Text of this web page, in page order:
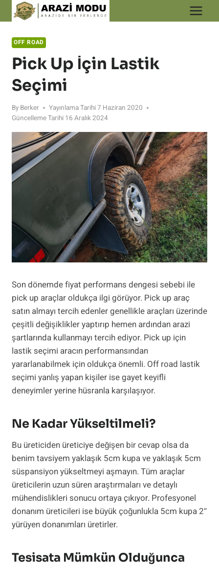
to
OFF ROAD
Pick Up İçin Lastik
Seçimi
By Berker Yayınlama Tarihi7 Haziran 2020
Güncelleme Tarihi 16 Aralık 2024
Son dönemde fiyat performans dengesi sebebi ile
pick up araçlar oldukça ilgi görüyor. Pick up araç
satın almayı tercih edenler genellikle araçları üzerinde
çeşitli değişiklikler yaptırıp hemen ardından arazi
şartlarında kullanmayı tercih ediyor. Pick up için
lastik seçimi aracın performansından
yararlanabilmek için oldukça önemli. Off road lastik
seçimi yanlış yapan kişiler ise gayet keyifli
deneyimler yerine hüsranla karşılaşıyor.
Ne Kadar Yükseltilmeli?
Bu üreticiden üreticiye değişen bir cevap olsa da
benim tavsiyem yaklaşık 5cm kupa ve yaklaşık 5cm
süspansiyon yükseltmeyi aşmayın. Tüm araçlar
üreticilerin uzun süren araştırmaları ve detaylı
mühendislikleri sonucu ortaya çıkıyor. Profesyonel
donanım üreticileri ise büyük çoğunlukla 5cm kupa 2″
yürüyen donanımları üretirler.
Tesisata Mümkün Olduğunca